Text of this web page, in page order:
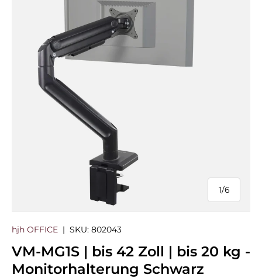
1/
von
6
hjh OFFICE | SKU: 802043
VM-MG1S | bis 42 Zoll | bis 20 kg -
Monitorhalterung Schwarz